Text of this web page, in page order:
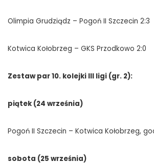
Olimpia Grudziądz – Pogoń II Szczecin 2:3
Kotwica Kołobrzeg – GKS Przodkowo 2:0
Zestaw par 10. kolejki III ligi (gr. 2):
piątek (24 września)
Pogoń II Szczecin – Kotwica Kołobrzeg,
sobota (25 września)